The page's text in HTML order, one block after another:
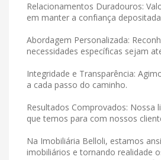
Relacionamentos Duradouros:
em manter a confiança
Abordagem Personalizada:
necessidades específicas sejam
Integridade e Transparência:
a cada passo do caminho.
Resultados Comprovados: Nossa
que temos para com nossos
Na Imobiliária Belloli, estamos
imobiliários e tornando realidade